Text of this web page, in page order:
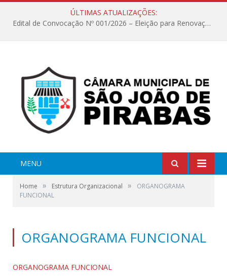
ÚLTIMAS ATUALIZAÇÕES:
Edital de Convocação Nº 001/2026 – Eleição para Renovação da Mesa Diretora – Biênio 2027/2028
MENU
Home » Estrutura Organizacional »
ORGANOGRAMA
FUNCIONAL
ORGANOGRAMA FUNCIONAL
ORGANOGRAMA FUNCIONAL